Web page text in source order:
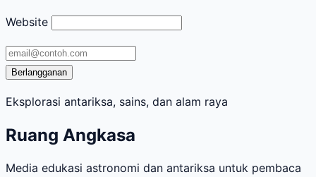
Website
Alamat
email
Berlangganan
Eksplorasi antariksa, sains, dan alam raya
Ruang Angkasa
Media edukasi astronomi dan antariksa untuk pembaca